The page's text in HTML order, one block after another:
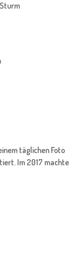
täglichen Foto
Im 2017 machte